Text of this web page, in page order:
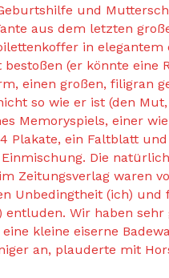
und
aus dem letzten
in
(er könnte eine
einen großen, filigran
so wie er ist (den
Memoryspiels, einer
Plakate, ein Faltblatt
Die
Zeitungsverlag waren
Unbedingtheit (ich)
entluden. Wir haben
kleine eiserne
an, plauderte mit